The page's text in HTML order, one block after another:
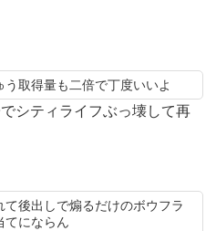
取得量も二倍で丁度いいよ
シティライフぶっ壊して再
後出しで煽るだけのボウフラ
てにならん